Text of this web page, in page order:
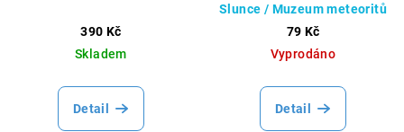
390 Kč
Skladem
Detail
Slunce / Muzeum meteoritů
79 Kč
Vyprodáno
Detail